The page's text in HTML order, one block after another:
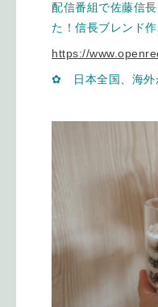
配信番組で佐藤信
た！信長ブレンド
https://
✿ 日本全国、海外